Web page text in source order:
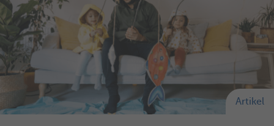
Artikel